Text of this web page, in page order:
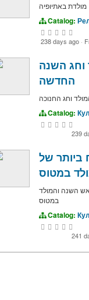
מולדת באתיופיה
Catalog:
238 days ago ·
וחג השנה
החדשה
וחג החנוכה
Catalog:
239
של
במטוס
השנה והמולד
במטוס
Catalog:
241